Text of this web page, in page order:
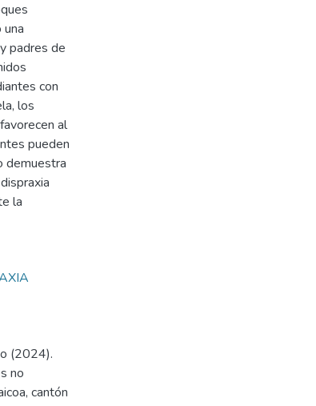
padres de
con
los
al
pueden
demuestra
la
(2024).
no
cantón